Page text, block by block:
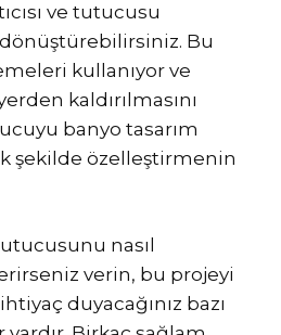
ve tutucusu
Bu
kullanıyor ve
kaldırılmasını
banyo tasarım
şekilde özelleştirmenin
nasıl
verin, bu projeyi
duyacağınız bazı